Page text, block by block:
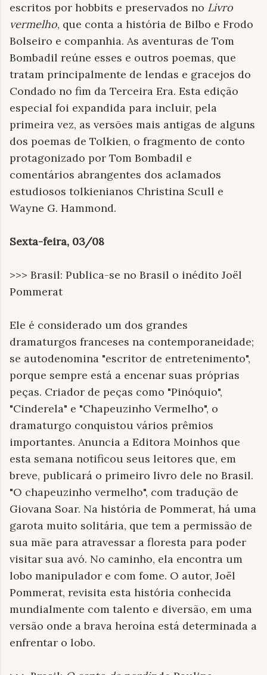
escritos por hobbits e preservados no Livro
vermelho, que conta a história de Bilbo e Frodo
Bolseiro e companhia. As aventuras de Tom
Bombadil reúne esses e outros poemas, que
tratam principalmente de lendas e gracejos do
Condado no fim da Terceira Era. Esta edição
especial foi expandida para incluir, pela
primeira vez, as versões mais antigas de alguns
dos poemas de Tolkien, o fragmento de conto
protagonizado por Tom Bombadil e
comentários abrangentes dos aclamados
estudiosos tolkienianos Christina Scull e
Wayne G. Hammond.
Sexta-feira, 03/08
>>> Brasil: Publica-se no Brasil o inédito Joël
Pommerat
Ele é considerado um dos grandes
dramaturgos franceses na contemporaneidade;
se autodenomina "escritor de entretenimento",
porque sempre está a encenar suas próprias
peças. Criador de peças como "Pinóquio",
"Cinderela" e "Chapeuzinho Vermelho", o
dramaturgo conquistou vários prêmios
importantes. Anuncia a Editora Moinhos que
esta semana notificou seus leitores que, em
breve, publicará o primeiro livro dele no Brasil.
"O chapeuzinho vermelho", com tradução de
Giovana Soar. Na história de Pommerat, há uma
garota muito solitária, que tem a permissão de
sua mãe para atravessar a floresta para poder
visitar sua avó. No caminho, ela encontra um
lobo manipulador e com fome. O autor, Joël
Pommerat, revisita esta história conhecida
mundialmente com talento e diversão, em uma
versão onde a brava heroína está determinada a
enfrentar o lobo.